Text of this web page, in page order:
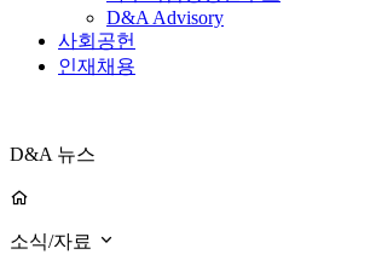
D&A Advisory
사회공헌
인재채용
D&A 뉴스
소식/자료